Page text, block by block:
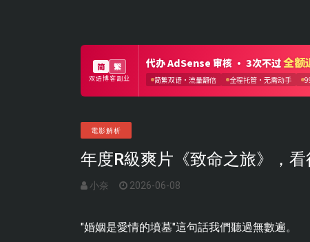
電影解析
年度R級爽片《致命之旅》，
小奈 2026-06-08
"婚姻是愛情的墳墓"這句話我們聽過無數遍。